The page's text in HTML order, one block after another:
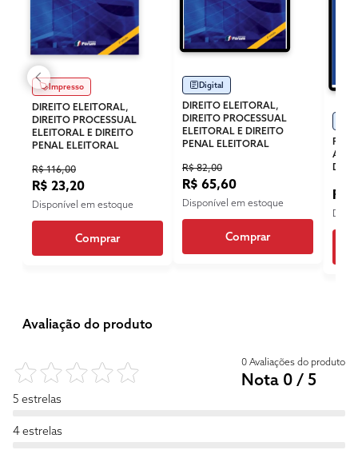
Impresso
DIREITO ELEITORAL,
DIREITO PROCESSUAL
ELEITORAL E DIREITO
PENAL ELEITORAL
R$ 116,00
R$ 23,20
Disponível em estoque
Comprar
Digital
DIREITO ELEITORAL,
DIREITO PROCESSUAL
ELEITORAL E DIREITO
PENAL ELEITORAL
R$ 82,00
R$ 65,60
Disponível em estoque
Comprar
R$
Avaliação do produto
0 Avaliações do produto
Nota 0 / 5
5 estrelas
4 estrelas